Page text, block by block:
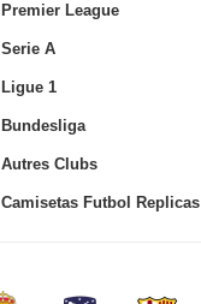
Premier League
Serie A
Ligue 1
Bundesliga
Autres Clubs
Camisetas Futbol Replicas